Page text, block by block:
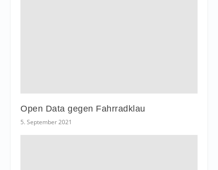
Open Data gegen Fahrradklau
5. September 2021